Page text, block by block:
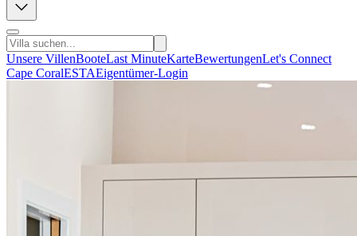
Unsere VillenBooteLast MinuteKarteBewertungenLet's Connect
Cape CoralESTAEigentümer-Login